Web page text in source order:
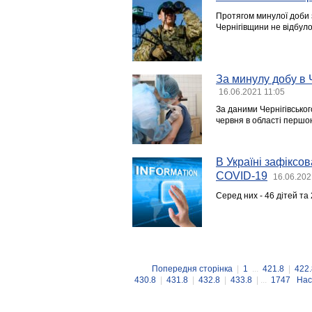
Протягом минулої доби
Чернігівщини не
За минулу добу в
16.06.2021 11:05
За даними
червня в області
В Україні
COVID-19
Серед них - 46 дітей та
Попередня сторінка 1 ... 421.8
430.8
431.8 432.8 433.8 | ... 1747